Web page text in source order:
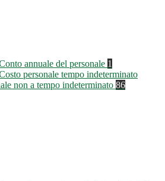
annuale del personale 1
personale tempo indeterminato
non a tempo indeterminato 86